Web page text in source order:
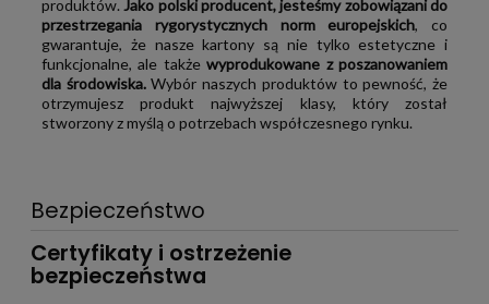
produktów. Jako polski producent, jesteśmy zobowiązani do
przestrzegania rygorystycznych norm europejskich, co
gwarantuje, że nasze kartony są nie tylko estetyczne i
funkcjonalne, ale takżewyprodukowane z poszanowaniem
dla środowiska.Wybór naszych produktów to pewność, że
otrzymujesz produkt najwyższej klasy, który został
stworzony z myślą o potrzebach współczesnego rynku.
Bezpieczeństwo
Certyfikaty i ostrzeżenie
bezpieczeństwa